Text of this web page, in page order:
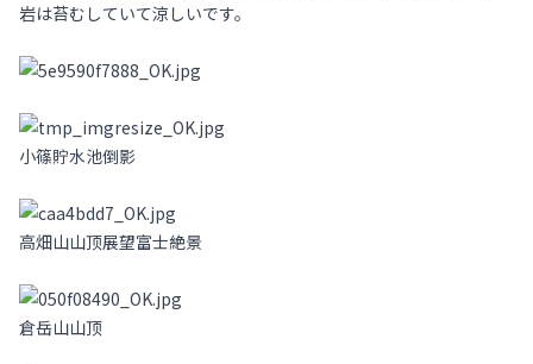
岩は苔むしていて涼しいです。
小篠貯水池倒影
高畑山山顶展望富士絶景
倉岳山山顶